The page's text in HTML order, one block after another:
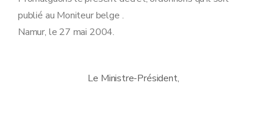
publié au Moniteur belge .
Namur, le 27 mai 2004.
Le Ministre-Président,